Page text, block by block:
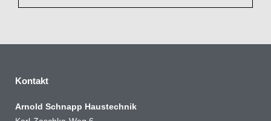
Kontakt
Arnold Schnapp Haustechnik